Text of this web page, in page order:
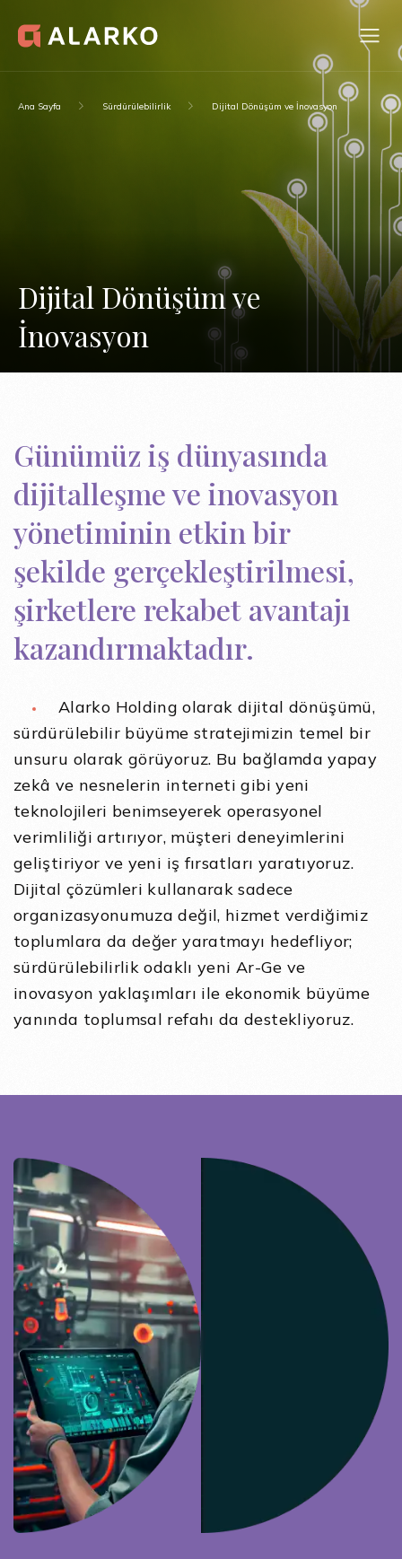
Ana Sayfa Sürdürülebilirlik Dijital Dönüşüm ve İnovasyon
Dijital Dönüşüm ve
İnovasyon
Günümüz iş dünyasında
dijitalleşme ve inovasyon
yönetiminin etkin bir
şekilde gerçekleştirilmesi,
şirketlere rekabet avantajı
kazandırmaktadır.
Alarko Holding olarak dijital dönüşümü,
sürdürülebilir büyüme stratejimizin temel bir
unsuru olarak görüyoruz. Bu bağlamda yapay
zekâ ve nesnelerin interneti gibi yeni
teknolojileri benimseyerek operasyonel
verimliliği artırıyor, müşteri deneyimlerini
geliştiriyor ve yeni iş fırsatları yaratıyoruz.
Dijital çözümleri kullanarak sadece
organizasyonumuza değil, hizmet verdiğimiz
toplumlara da değer yaratmayı hedefliyor;
sürdürülebilirlik odaklı yeni Ar-Ge ve
inovasyon yaklaşımları ile ekonomik büyüme
yanında toplumsal refahı da destekliyoruz.